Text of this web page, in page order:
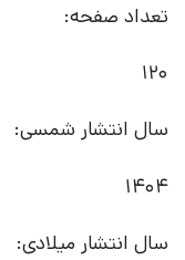
تعداد صفحه:
120
سال انتشار شمسی:
1404
سال انتشار میلادی: